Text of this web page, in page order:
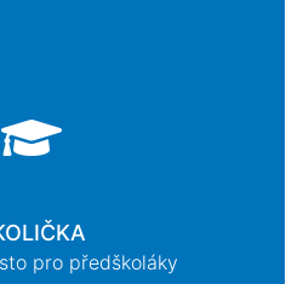
pro předškoláky